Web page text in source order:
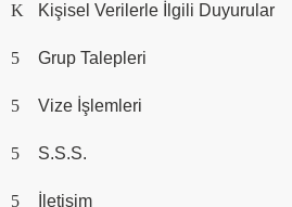
Kişisel Verilerle İlgili Duyurular
Grup Talepleri
Vize İşlemleri
S.S.S.
İletişim